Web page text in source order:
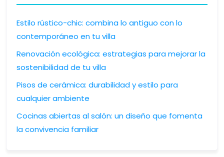
Estilo rústico-chic: combina lo antiguo con lo
contemporáneo en tu villa
Renovación ecológica: estrategias para mejorar la
sostenibilidad de tu villa
Pisos de cerámica: durabilidad y estilo para
cualquier ambiente
Cocinas abiertas al salón: un diseño que fomenta
la convivencia familiar